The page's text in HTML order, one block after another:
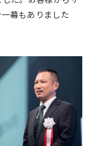
幕もありました